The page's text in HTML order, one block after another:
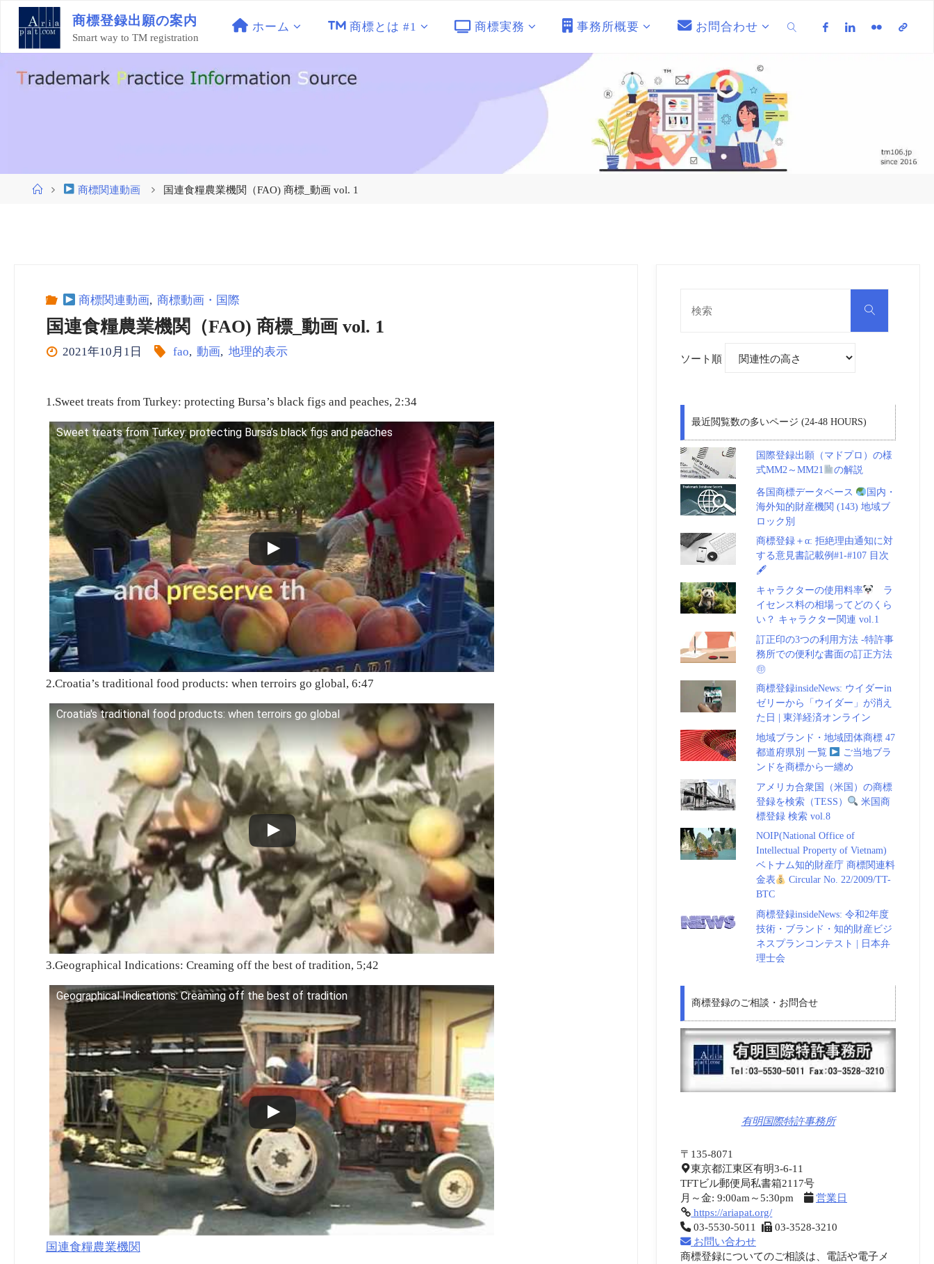
ン
商標登録出願の案内
Smart way to TM registration
ホーム 商標とは #1 商標実務 事務所概要 お問合わせ
ホ
商標関連動画 国連食糧農業機関（FAO) 商標_動画 vol. 1
商標関連動画, 商標動画・国際
国連食糧農業機関（FAO) 商標_動画 vol. 1
2021年10月1日 fao, 動画, 地理的表示
1.Sweet treats from Turkey: protecting Bursa’s black figs and peaches, 2:34
Sweet treats from Turkey: protecting Bursa’s black figs and peaches
2.Croatia’s traditional food products: when terroirs go global, 6:47
Croatia's traditional food products: when terroirs go global
3.Geographical Indications: Creaming off the best of tradition, 5;42
Geographical Indications: Creaming off the best of tradition
国連食糧農業機関
検
ソート順
最近閲覧数の多いページ (24-48 HOURS)
国際登録出願（マドプロ）の様
式MM2～MM21
の解説
各国商標データベース
国内・
海外知的財産機関 (143) 地域ブ
ロック別
商標登録＋α: 拒絶理由通知に対
する意見書記載例#1-#107 目次
🖋
キャラクターの使用料率
ラ
イセンス料の相場ってどのくら
い？ キャラクター関連 vol.1
訂正印の3つの利用方法 -特許事
務所での便利な書面の訂正方法
㊞
商標登録insideNews: ウイダーin
ゼリーから「ウイダー」が消え
た日 | 東洋経済オンライン
地域ブランド・地域団体商標 47
都道府県別 一覧
ご当地ブラ
ンドを商標から一纏め
アメリカ合衆国（米国）の商標
登録を検索（TESS）
米国商
標登録 検索 vol.8
NOIP(National Office of
Intellectual Property of Vietnam)
ベトナム知的財産庁 商標関連料
金表
Circular No. 22/2009/TT-
BTC
商標登録insideNews: 令和2年度
技術・ブランド・知的財産ビジ
ネスプランコンテスト | 日本弁
理士会
商標登録のご相談・お問合せ
有明国際特許事務所
〒135-8071
東京都江東区有明3-6-11
TFTビル郵便局私書箱2117号
月～金: 9:00am～5:30pm
営業日
https://ariapat.org/
03-5530-5011
03-3528-3210
お問い合わせ
商標登録についてのご相談は、電話や電子メ